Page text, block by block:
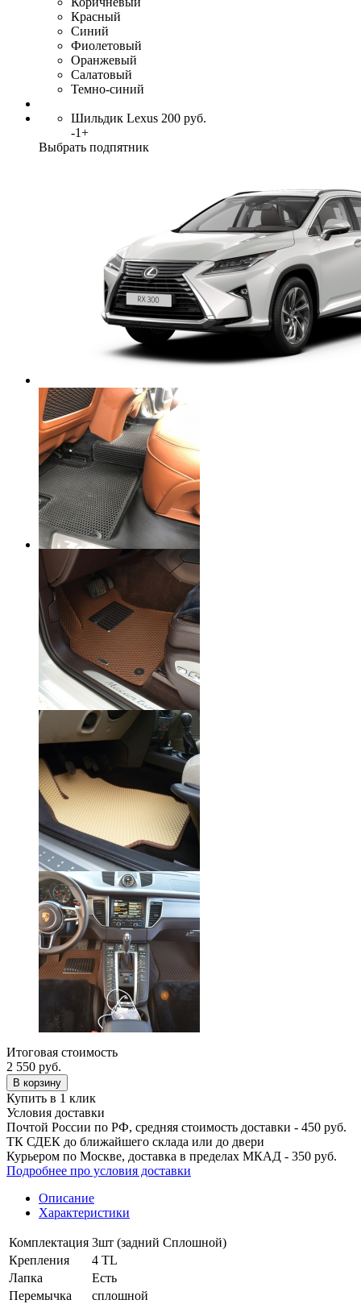
Красный
Синий
Фиолетовый
Оранжевый
Салатовый
Темно-синий
Шильдик Lexus 200 руб.
-1+
Выбрать подпятник
Итоговая стоимость
2 550 руб.
В корзину
Купить в 1 клик
Условия доставки
Почтой России по РФ, средняя стоимость доставки - 450 руб.
ТК СДЕК до ближайшего склада или до двери
Курьером по Москве, доставка в пределах МКАД - 350 руб.
Подробнее про условия доставки
Описание
Характеристики
Комплектация 3шт (задний Сплошной)
Крепления
4 TL
Лапка
Есть
Перемычка
сплошной